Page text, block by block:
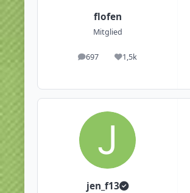
flofen
Mitglied
697
Beiträge 1,5k
Reputation
jen_f13